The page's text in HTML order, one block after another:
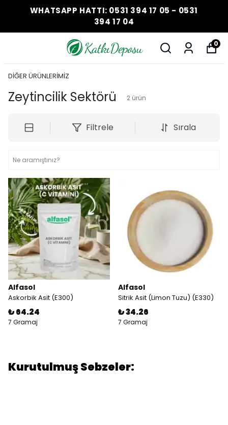
WHATSAPP HATTI: 0531 394 17 05 - 0531
394 17 04
0
DİĞER ÜRÜNLERİMİZ
Zeytincilik Sektörü 2 ürün
Filtrele Sırala
Alfasol
Askorbik Asit (E300)
₺ 64.24
7 Gramaj
Alfasol
Sitrik Asit (Limon Tuzu) (E330)
₺ 34.26
7 Gramaj
Kurutulmuş Sebzeler: